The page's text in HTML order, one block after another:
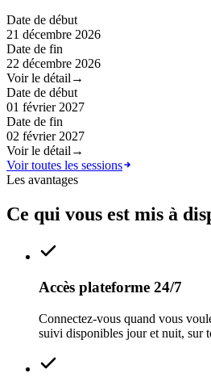
Date de début
21 décembre 2026
Date de fin
22 décembre 2026
Voir le détail →
Date de début
01 février 2027
Date de fin
02 février 2027
Voir le détail →
Voir toutes les sessions
Les avantages
Ce qui vous est mis à
Accès plateforme 24/7
Connectez-vous quand vous
suivi disponibles jour et nuit, sur